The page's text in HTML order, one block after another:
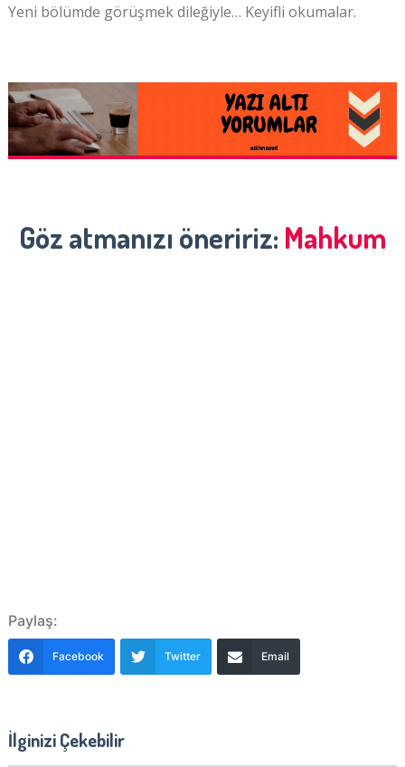
Yeni bölümde görüşmek dileğiyle… Keyifli okumalar.
Göz atmanızı öneririz: Mahkum
Paylaş:
Facebook Twitter Email
İlginizi Çekebilir